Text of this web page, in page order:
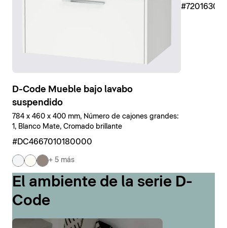
D-Code Mueble bajo lavabo
suspendido
784 x 460 x 400 mm, Número de cajones grandes:
1, Blanco Mate, Cromado brillante
#DC4667010180000
+ 5 más
El ambiente de la serie D-
Code